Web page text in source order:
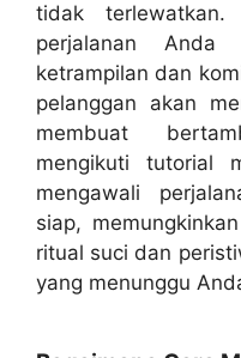
tidak
perjalanan Anda
ketrampilan dan
pelanggan akan
membuat
mengikuti tutorial
mengawali
siap,
ritual suci dan
yang menunggu